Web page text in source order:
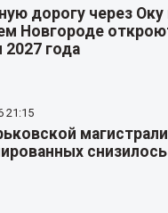
дорогу через Оку
Новгороде
2027 года
21:15
снизилось